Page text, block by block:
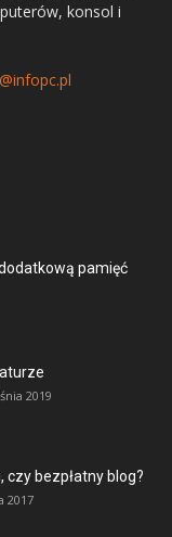
konsol i
pamięć
2019
czy bezpłatny blog?
2017